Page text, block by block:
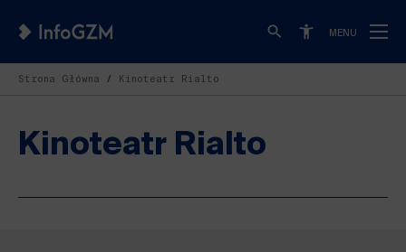
MENU
Strona Główna Kinoteatr Rialto
Kinoteatr Rialto